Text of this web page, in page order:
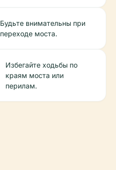
Будьте внимательны при
переходе моста.
Избегайте ходьбы по
краям моста или
перилам.